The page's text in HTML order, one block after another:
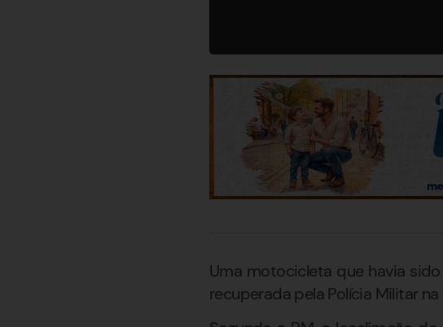
Uma motocicleta que havia
recuperada pela Polícia Militar